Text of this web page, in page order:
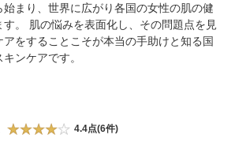
まり、世界に広がり各国の女性の肌の健
す。 肌の悩みを表面化し、その問題点を見
をすることこそが本当の手助けと知る国
ンケアです。
4.4点(6件)